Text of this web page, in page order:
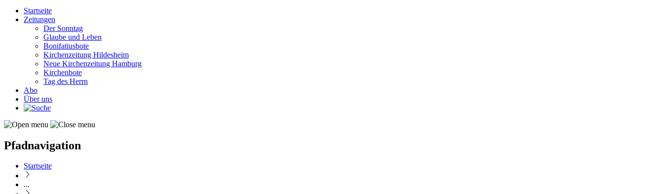
Startseite
Zeitungen
Der Sonntag
Glaube und Leben
Bonifatiusbote
Kirchenzeitung Hildesheim
Neue Kirchenzeitung Hamburg
Kirchenbote
Tag des Herrn
Abo
Über uns
Pfadnavigation
Startseite
...